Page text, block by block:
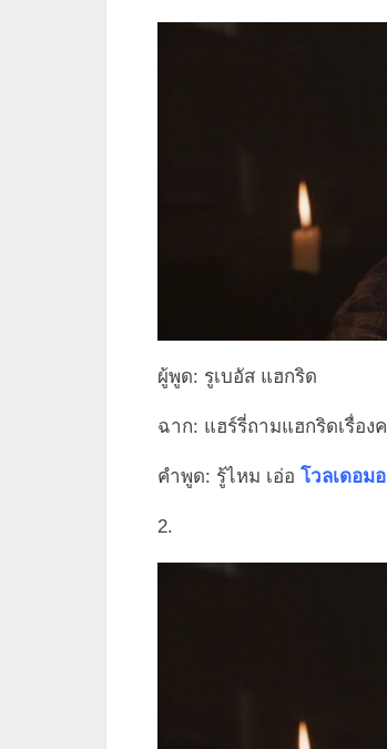
ผู้พูด: รูเบอัส แฮกริด
ฉาก: แฮร์รี่ถามแฮกริดเรื่อ
คำพูด: รู้ไหม เอ่อ โวลเดอม
2.